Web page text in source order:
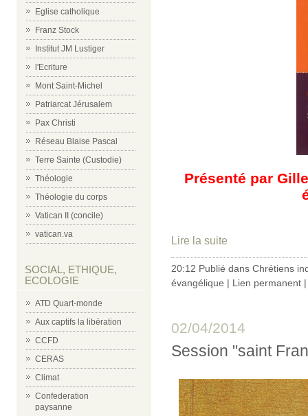
Eglise catholique
Franz Stock
Institut JM Lustiger
l'Ecriture
Mont Saint-Michel
Patriarcat Jérusalem
Pax Christi
Réseau Blaise Pascal
Terre Sainte (Custodie)
Théologie
Théologie du corps
Vatican II (concile)
vatican.va
SOCIAL, ETHIQUE,
ECOLOGIE
ATD Quart-monde
Aux captifs la libération
CCFD
CERAS
Climat
Confederation
paysanne
Présenté par
Lire la suite
20:12 Publié dans Chrétiens
évangélique | Lien permanent
02/04/2014
Session "saint